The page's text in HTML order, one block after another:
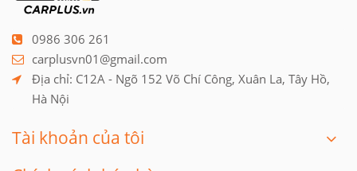
0986 306 261
carplusvn01@gmail.com
Địa chỉ: C12A - Ngõ 152 Võ Chí Công, Xuân La, Tây Hồ,
Hà Nội
Tài khoản của tôi